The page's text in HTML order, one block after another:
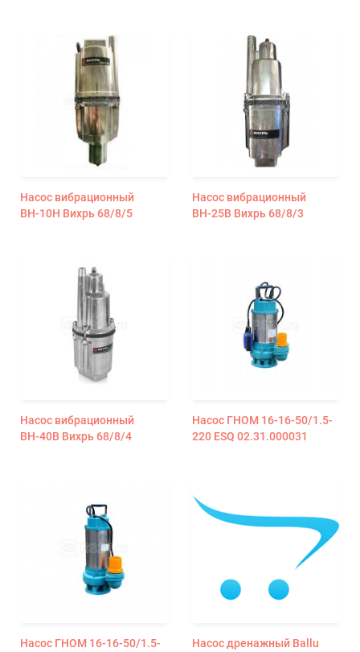
Насос вибрационный
ВН-10Н Вихрь 68/8/5
Насос вибрационный
ВН-25В Вихрь 68/8/3
Насос вибрационный
ВН-40В Вихрь 68/8/4
Насос ГНОМ 16-16-50/1.5-
220 ESQ 02.31.000031
Насос ГНОМ 16-16-50/1.5- Насос дренажный Ballu